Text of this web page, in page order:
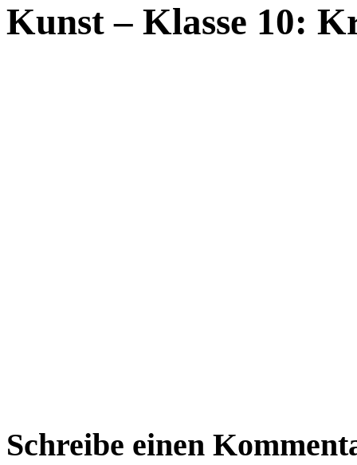
Kunst – Klasse 10:
Schreibe einen